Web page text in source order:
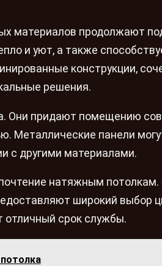
материалов продолжают
и уют, а также
конструкции,
решения.
Они придают помещению
Металлические панели
с другими материалами.
натяжным
широкий выбор
отличный срок службы.